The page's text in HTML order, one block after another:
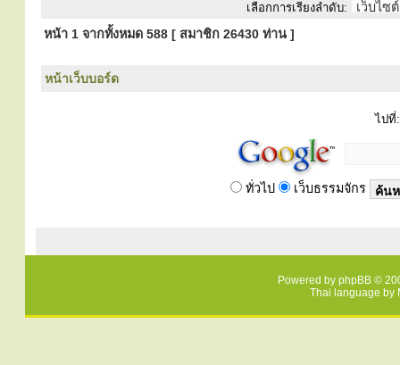
เลือกการเรียงลำดับ:
หน้า 1 จากทั้งหมด 588 [ สมาชิก 26430 ท่าน ]
หน้าเว็บบอร์ด
ไปที่:
ทั่วไป เว็บธรรมจักร
Powered by phpBB ©
Thai language by